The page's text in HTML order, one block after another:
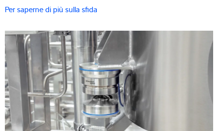
Per saperne di più sulla sfida